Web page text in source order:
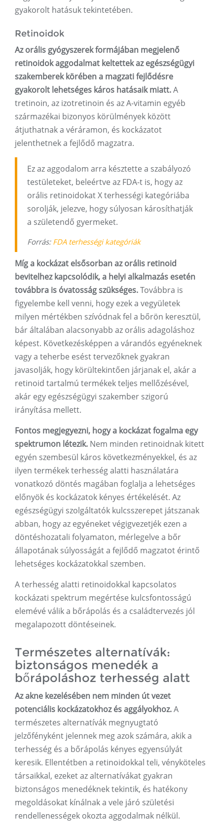
gyakorolt ​​hatásuk tekintetében.
Retinoidok
Az orális gyógyszerek formájában megjelenő
retinoidok aggodalmat keltettek az egészségügyi
szakemberek körében a magzati fejlődésre
gyakorolt ​​lehetséges káros hatásaik miatt.A
tretinoin, az izotretinoin és az A-vitamin egyéb
származékai bizonyos körülmények között
átjuthatnak a véráramon, és kockázatot
jelenthetnek a fejlődő magzatra.
Ez az aggodalom arra késztette a szabályozó
testületeket, beleértve az FDA-t is, hogy az
orális retinoidokat X terhességi kategóriába
sorolják, jelezve, hogy súlyosan károsíthatják
a születendő gyermeket.
Forrás: FDA terhességi kategóriák
Míg a kockázat elsősorban az orális retinoid
bevitelhez kapcsolódik, a helyi alkalmazás esetén
továbbra is óvatosság szükséges.Továbbra is
figyelembe kell venni, hogy ezek a vegyületek
milyen mértékben szívódnak fel a bőrön keresztül,
bár általában alacsonyabb az orális adagoláshoz
képest. Következésképpen a várandós egyéneknek
vagy a teherbe esést tervezőknek gyakran
javasolják, hogy körültekintően járjanak el, akár a
retinoid tartalmú termékek teljes mellőzésével,
akár egy egészségügyi szakember szigorú
irányítása mellett.
Fontos megjegyezni, hogy a kockázat fogalma egy
spektrumon létezik. Nem minden retinoidnak kitett
egyén szembesül káros következményekkel, és az
ilyen termékek terhesség alatti használatára
vonatkozó döntés magában foglalja a lehetséges
előnyök és kockázatok kényes értékelését. Az
egészségügyi szolgáltatók kulcsszerepet játszanak
abban, hogy az egyéneket végigvezetjék ezen a
döntéshozatali folyamaton, mérlegelve a bőr
állapotának súlyosságát a fejlődő magzatot érintő
lehetséges kockázatokkal szemben.
A terhesség alatti retinoidokkal kapcsolatos
kockázati spektrum megértése kulcsfontosságú
elemévé válik a bőrápolás és a családtervezés jól
megalapozott döntéseinek.
Természetes alternatívák:
biztonságos menedék a
bőrápoláshoz terhesség alatt
Az akne kezelésében nem minden út vezet
potenciális kockázatokhoz és aggályokhoz.A
természetes alternatívák megnyugtató
jelzőfényként jelennek meg azok számára, akik a
terhesség és a bőrápolás kényes egyensúlyát
keresik. Ellentétben a retinoidokkal teli, vényköteles
társaikkal, ezeket az alternatívákat gyakran
biztonságos menedéknek tekintik, és hatékony
megoldásokat kínálnak a vele járó születési
rendellenességek okozta aggodalmak nélkül.